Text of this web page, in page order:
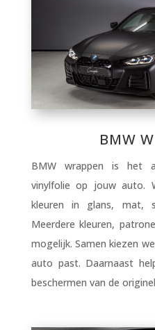
BMW
BMW wrappen is het
vinylfolie op jouw auto.
kleuren in glans, mat,
Meerdere kleuren,
mogelijk. Samen kiezen
auto past. Daarnaast
beschermen van de